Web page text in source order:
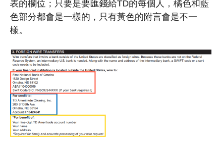
表的欄位；只要是要匯錢給TD的每個人，橘色和藍
色部分都會是一樣的，只有黃色的附言會是不一
樣。